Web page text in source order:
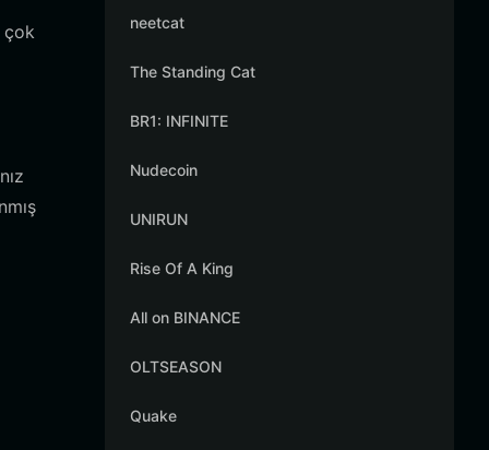
çok neetcat
The Standing Cat
BR1: INFINITE
Nudecoin
UNIRUN
Rise Of A King
All on BINANCE
OLTSEASON
Quake